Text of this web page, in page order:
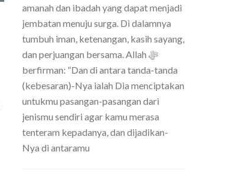
amanah dan ibadah yang dapat menjadi
jembatan menuju surga. Di dalamnya
tumbuh iman, ketenangan, kasih sayang,
dan perjuangan bersama. Allah ﷻ
berfirman: “Dan di antara tanda-tanda
(kebesaran)-Nya ialah Dia menciptakan
untukmu pasangan-pasangan dari
jenismu sendiri agar kamu merasa
tenteram kepadanya, dan dijadikan-
Nya di antaramu